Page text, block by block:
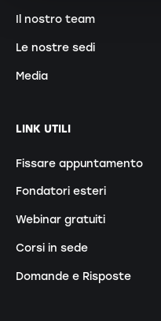
Il nostro team
Le nostre sedi
Media
LINK UTILI
Fissare appuntamento
Fondatori esteri
Webinar gratuiti
Corsi in sede
Domande e Risposte